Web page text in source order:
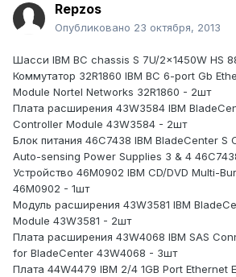
Repzos
Опубликовано 23 октября, 2013
Шасси IBM BC chassis S 7U/2x1450W HS
Коммутатор 32R1860 IBM BC 6-port Gb
Module Nortel Networks 32R1860 - 2шт
Плата расширения 43W3584 IBM
Controller Module 43W3584 - 2шт
Блок питания 46C7438 IBM BladeCenter S
Auto-sensing Power Supplies 3 & 4
Устройство 46M0902 IBM CD/DVD Multi-
46M0902 - 1шт
Модуль расширения 43W3581 IBM
Module 43W3581 - 2шт
Плата расширения 43W4068 IBM SAS
for BladeCenter 43W4068 - 3шт
Плата 44W4479 IBM 2/4 1GB Port Ethernet